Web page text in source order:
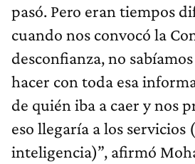
pasó. Pero eran tiempos
cuando nos convocó la
desconfianza, no
hacer con toda esa
de quién iba a caer y nos
eso llegaría a los servicios
inteligencia)”, afirmó